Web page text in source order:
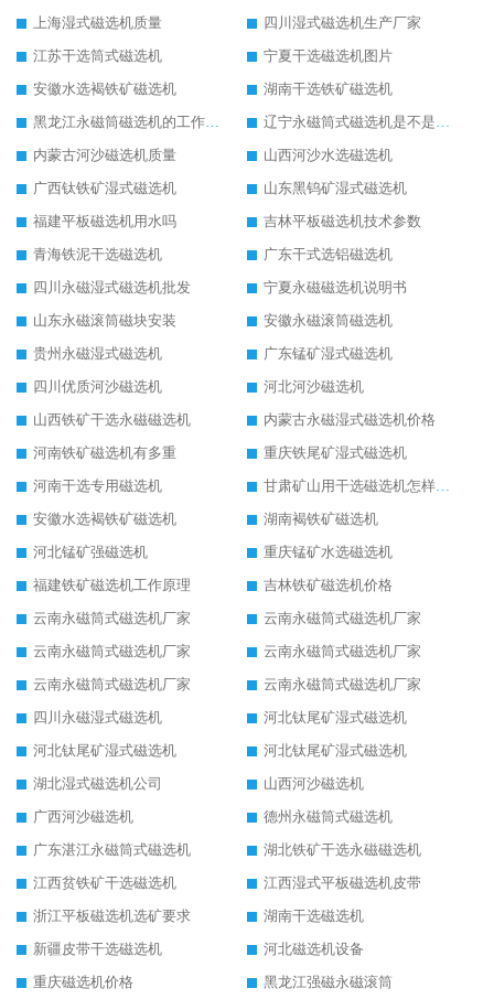
上海湿式磁选机质量
四川湿式磁选机生产厂家
江苏干选筒式磁选机
宁夏干选磁选机图片
安徽水选褐铁矿磁选机
湖南干选铁矿磁选机
黑龙江永磁筒磁选机的工作原理
辽宁永磁筒式磁选机是不是强磁
内蒙古河沙磁选机质量
山西河沙水选磁选机
广西钛铁矿湿式磁选机
山东黑钨矿湿式磁选机
福建平板磁选机用水吗
吉林平板磁选机技术参数
青海铁泥干选磁选机
广东干式选铝磁选机
四川永磁湿式磁选机批发
宁夏永磁磁选机说明书
山东永磁滚筒磁块安装
安徽永磁滚筒磁选机
贵州永磁湿式磁选机
广东锰矿湿式磁选机
四川优质河沙磁选机
河北河沙磁选机
山西铁矿干选永磁磁选机
内蒙古永磁湿式磁选机价格
河南铁矿磁选机有多重
重庆铁尾矿湿式磁选机
河南干选专用磁选机
甘肃矿山用干选磁选机怎样调磁
安徽水选褐铁矿磁选机
湖南褐铁矿磁选机
河北锰矿强磁选机
重庆锰矿水选磁选机
福建铁矿磁选机工作原理
吉林铁矿磁选机价格
云南永磁筒式磁选机厂家
云南永磁筒式磁选机厂家
云南永磁筒式磁选机厂家
云南永磁筒式磁选机厂家
云南永磁筒式磁选机厂家
云南永磁筒式磁选机厂家
四川永磁湿式磁选机
河北钛尾矿湿式磁选机
河北钛尾矿湿式磁选机
河北钛尾矿湿式磁选机
湖北湿式磁选机公司
山西河沙磁选机
广西河沙磁选机
德州永磁筒式磁选机
广东湛江永磁筒式磁选机
湖北铁矿干选永磁磁选机
江西贫铁矿干选磁选机
江西湿式平板磁选机皮带
浙江平板磁选机选矿要求
湖南干选磁选机
新疆皮带干选磁选机
河北磁选机设备
重庆磁选机价格
黑龙江强磁永磁滚筒